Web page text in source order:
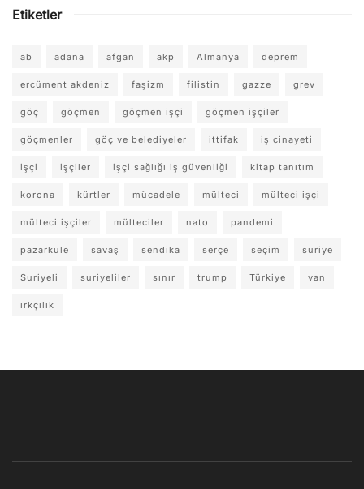
Etiketler
ab adana afgan akp Almanya deprem
ercüment akdeniz faşizm filistin gazze grev
göç göçmen göçmen işçi göçmen işçiler
göçmenler göç ve belediyeler ittifak iş cinayeti
işçi işçiler işçi sağlığı iş güvenliği kitap tanıtım
korona kürtler mücadele mülteci mülteci işçi
mülteci işçiler mülteciler nato pandemi
pazarkule savaş sendika serçe seçim suriye
Suriyeli suriyeliler sınır trump Türkiye van
ırkçılık